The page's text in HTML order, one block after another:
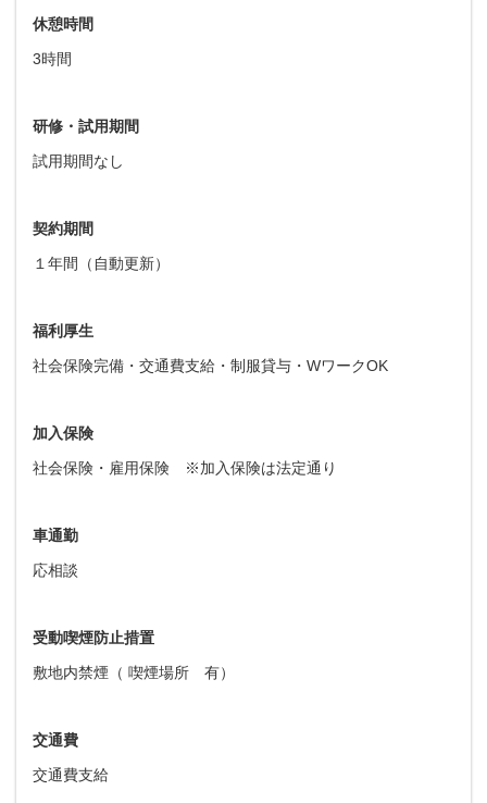
休憩時間
3時間
研修・試用期間
試用期間なし
契約期間
１年間（自動更新）
福利厚生
社会保険完備・交通費支給・制服貸与・WワークOK
加入保険
社会保険・雇用保険 ※加入保険は法定通り
車通勤
応相談
受動喫煙防止措置
敷地内禁煙（ 喫煙場所 有）
交通費
交通費支給